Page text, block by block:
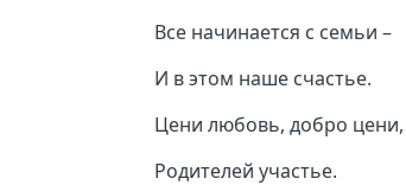
Все начинается с семьи –
И в этом наше счастье.
Цени любовь, добро цени,
Родителей участье.